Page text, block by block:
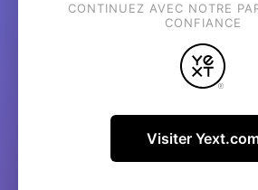
CONTINUEZ AVEC NOTRE
CONFIANCE
Visiter